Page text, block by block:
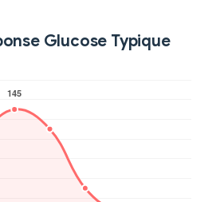
Glucose Typique